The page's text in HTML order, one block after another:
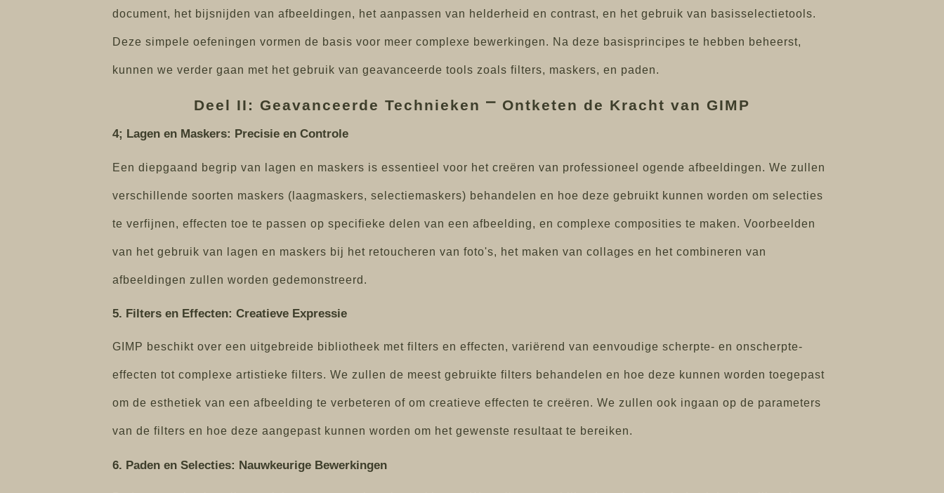
document, het bijsnijden van afbeeldingen, het aanpassen van helderheid en contrast, en het gebruik van basisselectietools.
Deze simpele oefeningen vormen de basis voor meer complexe bewerkingen. Na deze basisprincipes te hebben beheerst,
kunnen we verder gaan met het gebruik van geavanceerde tools zoals filters, maskers, en paden.
Deel II: Geavanceerde Technieken ⎻ Ontketen de Kracht van GIMP
4; Lagen en Maskers: Precisie en Controle
Een diepgaand begrip van lagen en maskers is essentieel voor het creëren van professioneel ogende afbeeldingen. We zullen
verschillende soorten maskers (laagmaskers, selectiemaskers) behandelen en hoe deze gebruikt kunnen worden om selecties
te verfijnen, effecten toe te passen op specifieke delen van een afbeelding, en complexe composities te maken. Voorbeelden
van het gebruik van lagen en maskers bij het retoucheren van foto's, het maken van collages en het combineren van
afbeeldingen zullen worden gedemonstreerd.
5. Filters en Effecten: Creatieve Expressie
GIMP beschikt over een uitgebreide bibliotheek met filters en effecten, variërend van eenvoudige scherpte- en onscherpte-
effecten tot complexe artistieke filters. We zullen de meest gebruikte filters behandelen en hoe deze kunnen worden toegepast
om de esthetiek van een afbeelding te verbeteren of om creatieve effecten te creëren. We zullen ook ingaan op de parameters
van de filters en hoe deze aangepast kunnen worden om het gewenste resultaat te bereiken.
6. Paden en Selecties: Nauwkeurige Bewerkingen